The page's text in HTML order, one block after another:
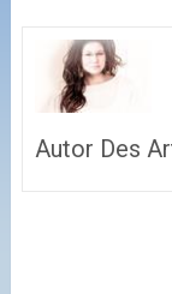
Autor Des